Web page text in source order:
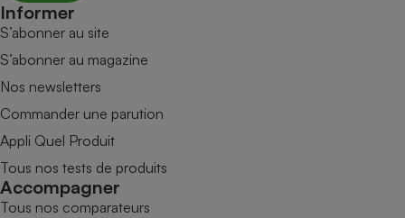
Informer
S’abonner au site
S’abonner au magazine
Nos newsletters
Commander une parution
Appli Quel Produit
Tous nos tests de produits
Accompagner
Tous nos comparateurs